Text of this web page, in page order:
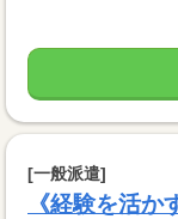
[一般派遣]
《経験を活